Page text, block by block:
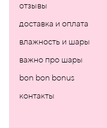
отзывы
доставка и оплата
влажность и шары
важно про шары
bon bon bonus
контакты